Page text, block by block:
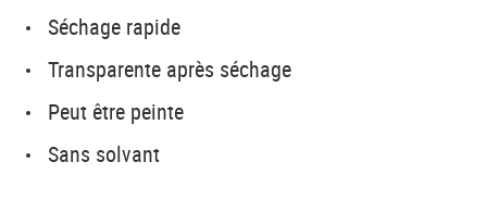
Séchage rapide
Transparente après séchage
Peut être peinte
Sans solvant